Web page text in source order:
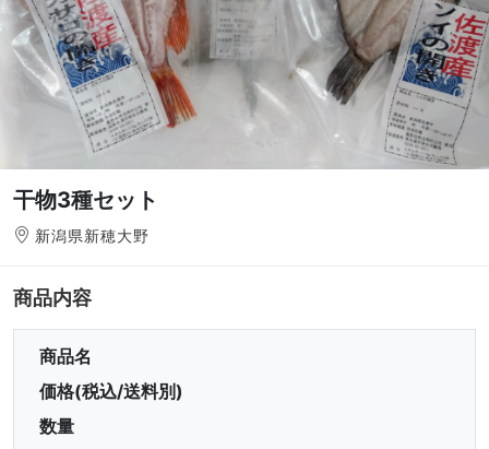
干物3種セット
新潟県新穂大野
商品内容
商品名
価格(税込/送料別)
数量